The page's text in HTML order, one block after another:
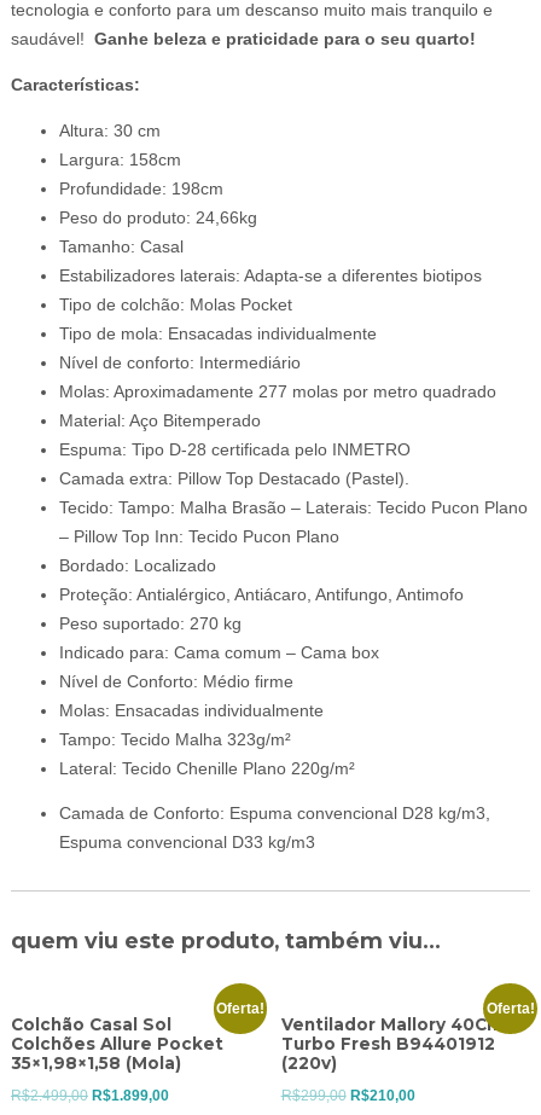
tecnologia e conforto para um descanso muito mais tranquilo e
saudável! Ganhe beleza e praticidade para o seu quarto!
Características:
Altura: 30 cm
Largura: 158cm
Profundidade: 198cm
Peso do produto: 24,66kg
Tamanho: Casal
Estabilizadores laterais: Adapta-se a diferentes biotipos
Tipo de colchão: Molas Pocket
Tipo de mola: Ensacadas individualmente
Nível de conforto: Intermediário
Molas: Aproximadamente 277 molas por metro quadrado
Material: Aço Bitemperado
Espuma: Tipo D-28 certificada pelo INMETRO
Camada extra: Pillow Top Destacado (Pastel).
Tecido: Tampo: Malha Brasão – Laterais: Tecido Pucon Plano
– Pillow Top Inn: Tecido Pucon Plano
Bordado: Localizado
Proteção: Antialérgico, Antiácaro, Antifungo, Antimofo
Peso suportado: 270 kg
Indicado para: Cama comum – Cama box
Nível de Conforto: Médio firme
Molas: Ensacadas individualmente
Tampo: Tecido Malha 323g/m²
Lateral: Tecido Chenille Plano 220g/m²
Camada de Conforto: Espuma convencional D28 kg/m3,
Espuma convencional D33 kg/m3
quem viu este produto, também viu...
Oferta!
Colchão Casal Sol
Colchões Allure Pocket
35×1,98×1,58 (Mola)
R$2.499,00 O
R$1.899,00O
Oferta!
Ventilador Mallory 40Cm
Turbo Fresh B94401912
(220v)
R$299,00 O
R$210,00O